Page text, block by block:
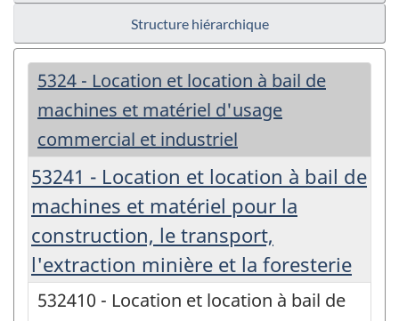
Structure hiérarchique
5324 - Location et location à bail de
machines et matériel d'usage
commercial et industriel
53241 - Location et location à bail de
machines et matériel pour la
construction, le transport,
l'extraction minière et la foresterie
532410 - Location et location à bail de